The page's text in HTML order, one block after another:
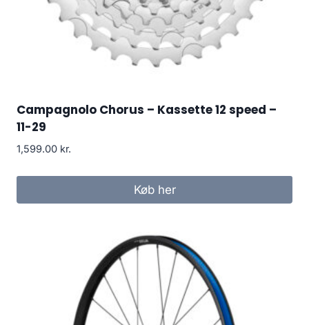
Campagnolo Chorus – Kassette 12 speed –
11-29
1,599.00 kr.
Køb her